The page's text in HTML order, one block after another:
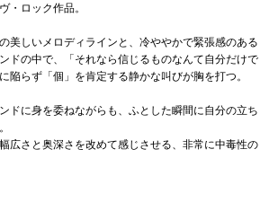
・ロック作品。
美しいメロディラインと、冷ややかで緊張感のある
ドの中で、「それなら信じるものなんて自分だけで
陥らず「個」を肯定する静かな叫びが胸を打つ。
ドに身を委ねながらも、ふとした瞬間に自分の立ち
広さと奥深さを改めて感じさせる、非常に中毒性の